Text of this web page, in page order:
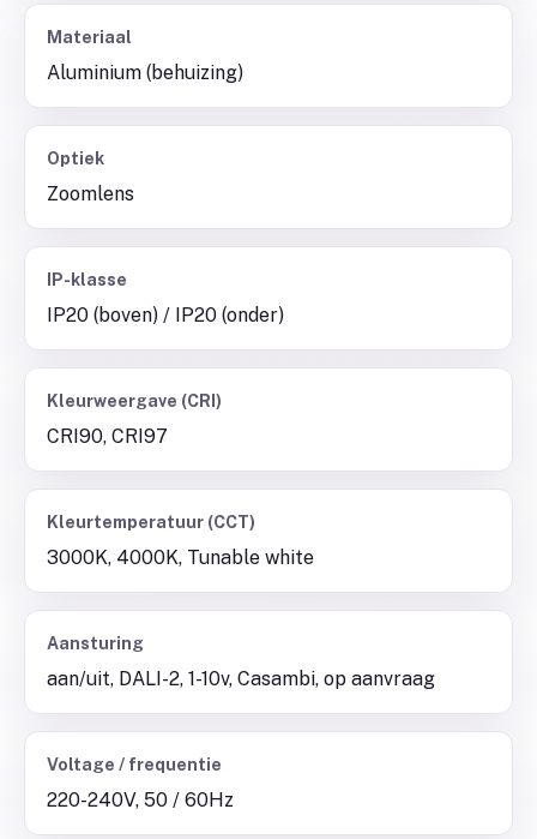
Materiaal
Aluminium (behuizing)
Optiek
Zoomlens
IP-klasse
IP20 (boven) / IP20 (onder)
Kleurweergave (CRI)
CRI90, CRI97
Kleurtemperatuur (CCT)
3000K, 4000K, Tunable white
Aansturing
aan/uit, DALI-2, 1-10v, Casambi, op aanvraag
Voltage / frequentie
220-240V, 50 / 60Hz